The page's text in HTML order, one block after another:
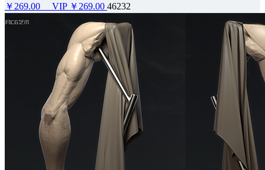
￥269.00 VIP ￥269.00 46232